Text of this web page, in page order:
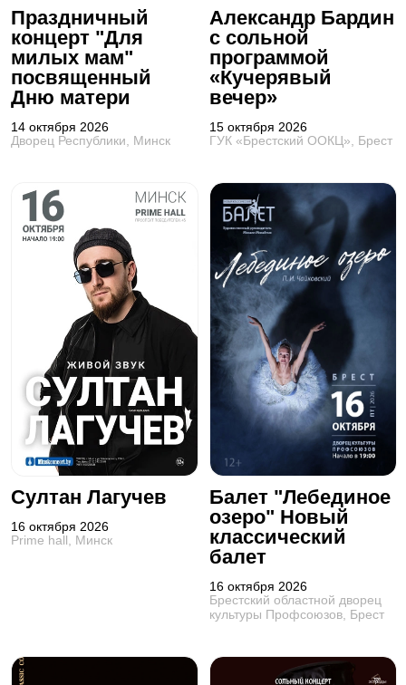
Праздничный
концерт "Для
милых мам"
посвященный
Дню матери
14 октября 2026
Дворец Республики, Минск
Александр Бардин
с сольной
программой
«Кучерявый
вечер»
15 октября 2026
ГУК «Брестский ООКЦ», Брест
Султан Лагучев
16 октября 2026
Prime hall, Минск
Балет "Лебединое
озеро" Новый
классический
балет
16 октября 2026
Брестский областной дворец
культуры Профсоюзов, Брест